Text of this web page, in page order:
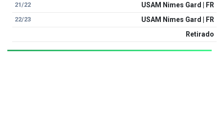
21/22 USAM Nimes Gard | FR
22/23
USAM Nimes Gard | FR
Retirado